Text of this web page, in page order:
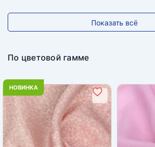
Показать всё
По цветовой гамме
НОВИНКА